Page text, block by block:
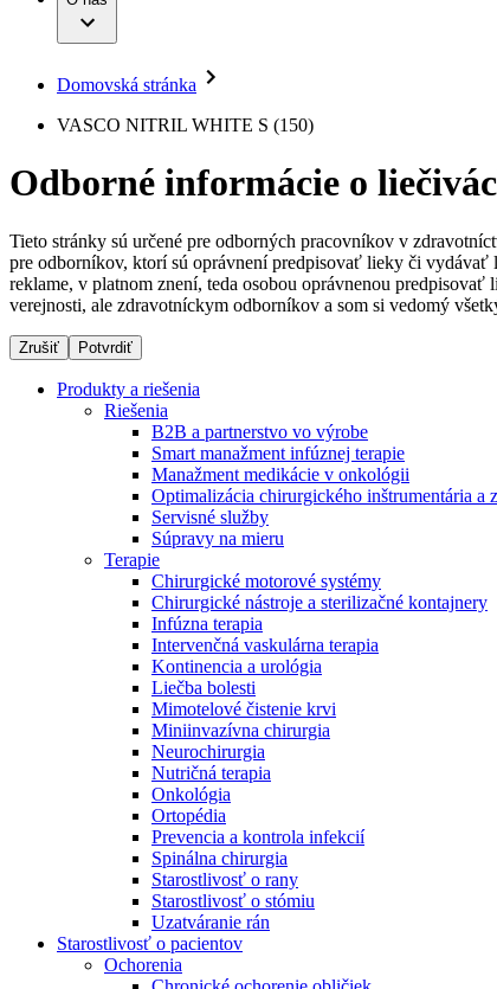
Liečba bolesti
Mimotelové čistenie krvi
Neurochirurgia
Onkológia
Ortopédia
Spinálna chirurgia
Starostlivosť o rany
Starostlivosť o stómiu
Uzatváranie rán
Terapie
Ochorenia
Služby pre pacientov
Vaša príležitosť
Nájdite si prácu u nás​
Objavte svoje kariérne príležitosti ​v B. Braun. Vyhľadajte
Médiá
Tlačové správy
Kontakt
Spoločnosť
Zodpovednosť
Médiá
Kontakt
Domovská stránka
VASCO NITRIL WHITE S (150)
Odborné informácie o
Tieto stránky sú určené pre odborných pracovníkov v
pre odborníkov, ktorí sú oprávnení predpisovať lieky či vydávať
reklame, v platnom znení, teda osobou oprávnenou
verejnosti, ale zdravotníckym odborníkov a som si vedomý
Zrušiť Potvrdiť
Produkty a riešenia
Riešenia
B2B a partnerstvo vo výrobe
Smart manažment infúznej terapie
Manažment medikácie v onkológii
Optimalizácia chirurgického inštrumentária a
Servisné služby
Súpravy na mieru
Terapie
Chirurgické motorové systémy
Chirurgické nástroje a sterilizačné kontajnery
Infúzna terapia
Intervenčná vaskulárna terapia
Kontinencia a urológia
Liečba bolesti
Mimotelové čistenie krvi
Miniinvazívna chirurgia
Neurochirurgia
Nutričná terapia
Onkológia
Ortopédia
Prevencia a kontrola infekcií
Spinálna chirurgia
Starostlivosť o rany
Starostlivosť o stómiu
Uzatváranie rán
Starostlivosť o pacientov
Ochorenia